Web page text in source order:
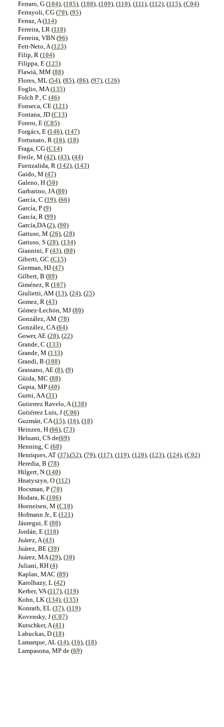
Ferraro, G (104), (105), (108), (109), (110), (111), (112), (115), (C04)
Ferrayoli, CG (70), (95)
Ferraz, A (114)
Ferreira, LR (118)
Ferreira, VBN (96)
Fett-Neto, A (123)
Filip, R (104)
Filippa, E (125)
Flawiá, MM (88)
Flores, ML (54), (85), (86), (97), (126)
Foglio, MA (135)
Folch P., C (46)
Fonseca, CE (121)
Fontana, JD (C13)
Forero, E (C05)
Forgács, E (146), (147)
Fortunato, R (16), (18)
Fraga, CG (C14)
Freile, M (42), (43), (44)
Fuenzalida, R (142), (143)
Gaido, M (47)
Galeno, H (50)
Garbarino, JA (80)
García, C (19), (66)
García, P (9)
García, R (99)
García,DA (2), (90)
Gattuso, M (26), (28)
Gattuso, S (28), (134)
Giannini, F (43), (80)
Giberti, GC (C15)
Gierman, HJ (47)
Gilbert, B (89)
Giménez, R (107)
Giulietti, AM (13), (24), (25)
Gomez, R (43)
Gómez-Lechón, MJ (80)
González, AM (78)
González, CA (64)
Gower, AE (20), (22)
Grande, C (133)
Grande, M (133)
Grandi, B (108)
Grassano, AE (8), (9)
Güida, MC (88)
Gupta, MP (40)
Gurni, AA (31)
Gutierrez Ravelo, A (138)
Gutiérrez Luis, J (C06)
Guzmán, CA (15), (16), (18)
Heinzen, H (66), (73)
Heluani, CS de(69)
Henning, C (68)
Henriques, AT (37),(52), (79), (117), (119), (120), (123), (124), (C02)
Heredia, B (78)
Hilgert, N (140)
Hnatyszyn, O (112)
Hocsman, P (70)
Hodara, K (106)
Hoeneisen, M (C10)
Hofmann Jr., E (121)
Jáuregui, E (80)
Jordán, E (110)
Juárez, A (43)
Juárez, BE (39)
Juárez, MA (29), (30)
Juliani, RH (4)
Kaplan, MAC (89)
Karolhazy, L (42)
Kerber, VA (117), (119)
Kohn, LK (134), (135)
Konrath, EL (37), (119)
Kovensky, J (C07)
Kutschker, A (41)
Labuckas, D (18)
Lamarque, AL (14), (16), (18)
Lampasona, MP de (69)